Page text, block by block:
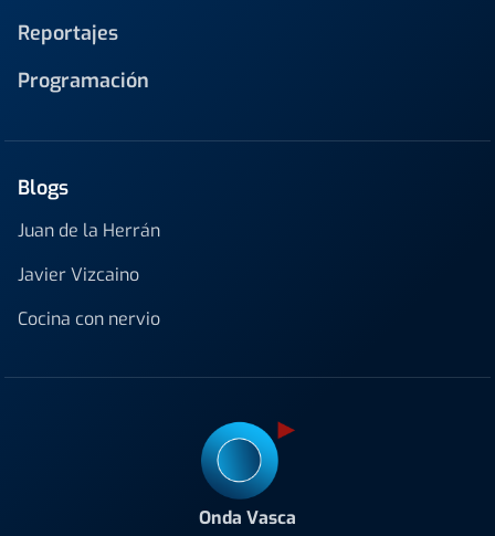
Reportajes
Programación
Blogs
Juan de la Herrán
Javier Vizcaino
Cocina con nervio
Onda Vasca